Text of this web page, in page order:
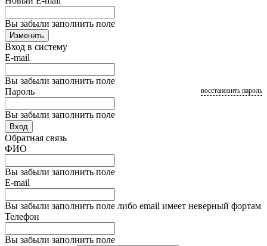
Вы забыли заполнить поле
Изменить
Вход в систему
E-mail
Вы забыли заполнить поле
Пароль
Вы забыли заполнить поле
восстановить пароль
Вход
Обратная связь
ФИО
Вы забыли заполнить поле
E-mail
Вы забыли заполнить поле либо email имеет неверный фортам
Телефон
Вы забыли заполнить поле